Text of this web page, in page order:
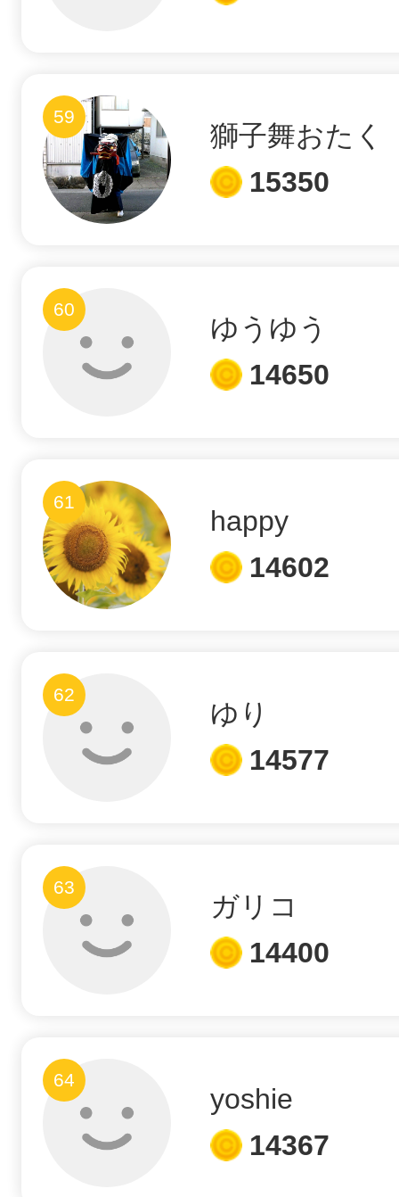
59
獅子舞おたく
15350
60
ゆうゆう
14650
61
happy
14602
62
ゆり
14577
63
ガリコ
14400
64
yoshie
14367